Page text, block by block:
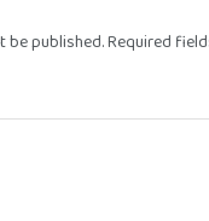
be published.Required